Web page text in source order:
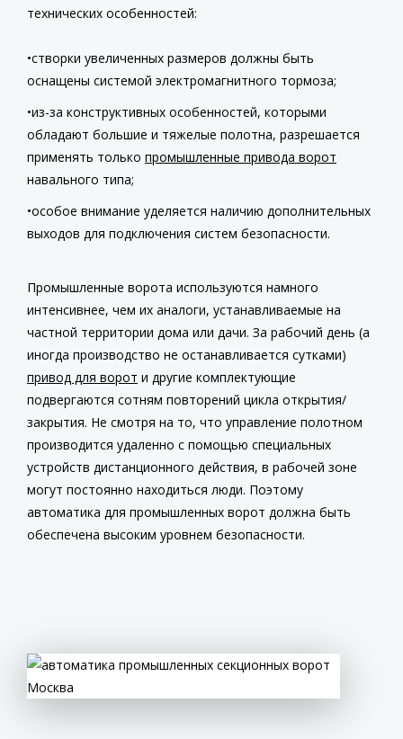
технических особенностей:
створки увеличенных размеров должны быть
оснащены системой электромагнитного тормоза;
из-за конструктивных особенностей, которыми
обладают большие и тяжелые полотна, разрешается
применять только промышленные привода ворот
навального типа;
особое внимание уделяется наличию дополнительных
выходов для подключения систем безопасности.
Промышленные ворота используются намного
интенсивнее, чем их аналоги, устанавливаемые на
частной территории дома или дачи. За рабочий день (а
иногда производство не останавливается сутками)
привод для ворот и другие комплектующие
подвергаются сотням повторений цикла открытия/
закрытия. Не смотря на то, что управление полотном
производится удаленно с помощью специальных
устройств дистанционного действия, в рабочей зоне
могут постоянно находиться люди. Поэтому
автоматика для промышленных ворот должна быть
обеспечена высоким уровнем безопасности.